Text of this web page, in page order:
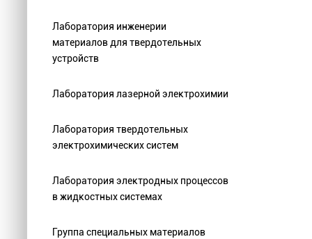
Лаборатория инженерии
материалов для твердотельных
устройств
Лаборатория лазерной электрохимии
Лаборатория твердотельных
электрохимических систем
Лаборатория электродных процессов
в жидкостных системах
Группа специальных материалов